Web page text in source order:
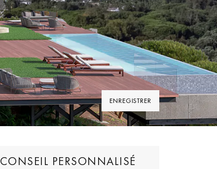
ENREGISTRER
CONSEIL PERSONNALISÉ